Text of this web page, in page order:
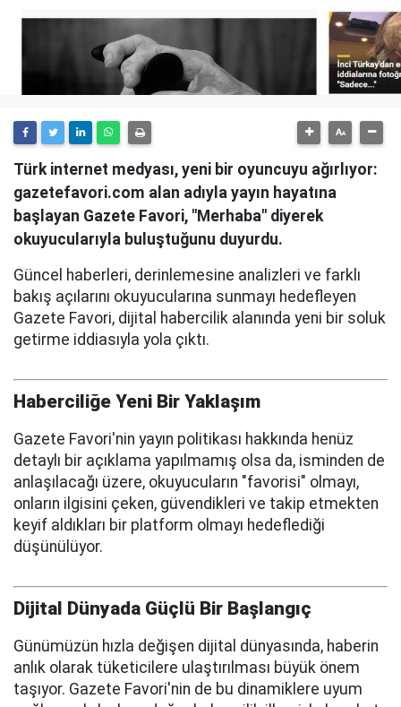
Türk internet medyası, yeni bir oyuncuyu ağırlıyor:
gazetefavori.com alan adıyla yayın hayatına
başlayan Gazete Favori, "Merhaba" diyerek
okuyucularıyla buluştuğunu duyurdu.
Güncel haberleri, derinlemesine analizleri ve farklı
bakış açılarını okuyucularına sunmayı hedefleyen
Gazete Favori, dijital habercilik alanında yeni bir soluk
getirme iddiasıyla yola çıktı.
Haberciliğe Yeni Bir Yaklaşım
Gazete Favori'nin yayın politikası hakkında henüz
detaylı bir açıklama yapılmamış olsa da, isminden de
anlaşılacağı üzere, okuyucuların "favorisi" olmayı,
onların ilgisini çeken, güvendikleri ve takip etmekten
keyif aldıkları bir platform olmayı hedeflediği
düşünülüyor.
Dijital Dünyada Güçlü Bir Başlangıç
Günümüzün hızla değişen dijital dünyasında, haberin
anlık olarak tüketicilere ulaştırılması büyük önem
taşıyor. Gazete Favori'nin de bu dinamiklere uyum